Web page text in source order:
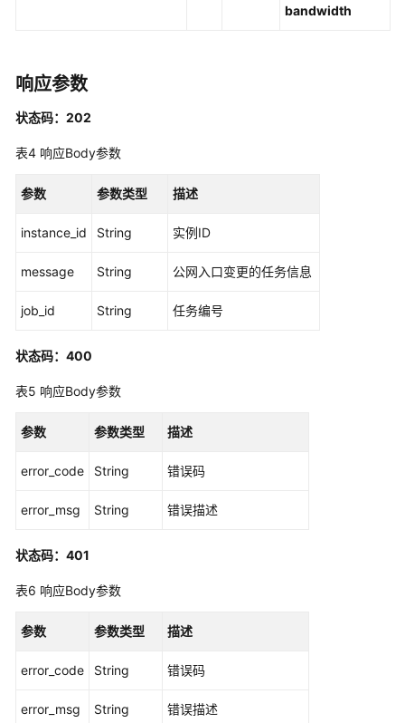
境
理
环
变
享
策
管
享
理
专
bandwidth
响应参数
状态码：202
表4 响应Body参数
参数 参数类型 描述
instance_id String 实例ID
message String 公网入口变更的任务信息
job_id String 任务编号
状态码：400
表5 响应Body参数
参数 参数类型 描述
error_code String 错误码
error_msg String 错误描述
状态码：401
表6 响应Body参数
参数 参数类型 描述
error_code String 错误码
error_msg String 错误描述